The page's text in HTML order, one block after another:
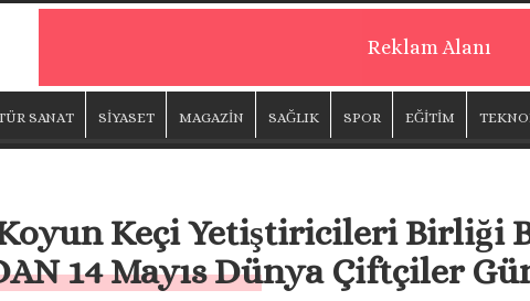
Reklam Alanı
SANAT SİYASET MAGAZİN SAĞLIK SPOR EĞİTİM
Keçi Yetiştiricileri Birliği
14 Mayıs Dünya Çiftçiler